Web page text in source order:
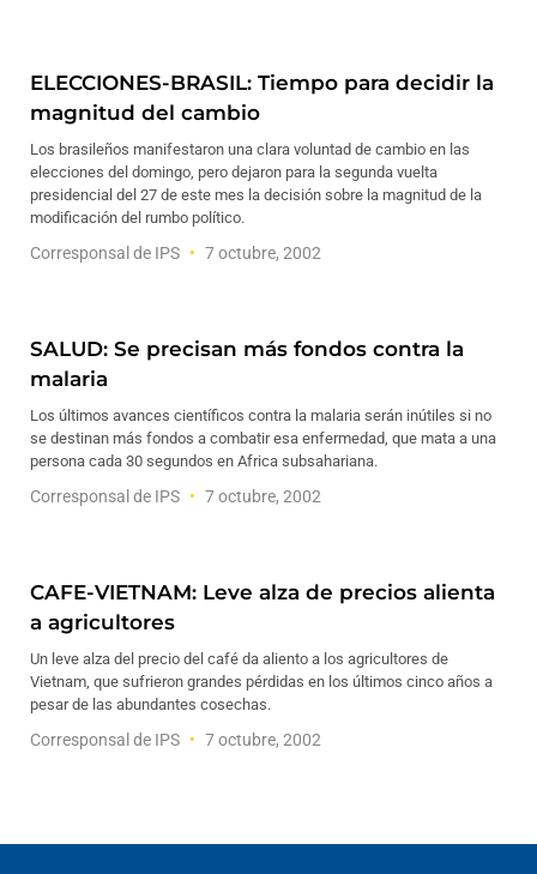
ELECCIONES-BRASIL: Tiempo para decidir la
magnitud del cambio
Los brasileños manifestaron una clara voluntad de cambio en las
elecciones del domingo, pero dejaron para la segunda vuelta
presidencial del 27 de este mes la decisión sobre la magnitud de la
modificación del rumbo político.
Corresponsal de IPS 7 octubre, 2002
SALUD: Se precisan más fondos contra la
malaria
Los últimos avances científicos contra la malaria serán inútiles si no
se destinan más fondos a combatir esa enfermedad, que mata a una
persona cada 30 segundos en Africa subsahariana.
Corresponsal de IPS 7 octubre, 2002
CAFE-VIETNAM: Leve alza de precios alienta
a agricultores
Un leve alza del precio del café da aliento a los agricultores de
Vietnam, que sufrieron grandes pérdidas en los últimos cinco años a
pesar de las abundantes cosechas.
Corresponsal de IPS 7 octubre, 2002